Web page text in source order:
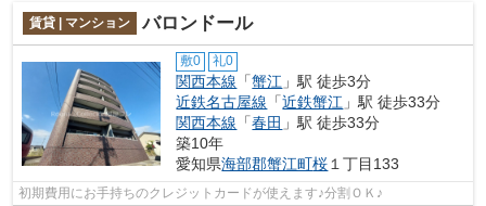
賃貸 | マンション バロンドール
敷0 礼0
関西本線 「蟹江 」駅 徒歩3分
近鉄名古屋線 「近鉄蟹江 」駅 徒歩33分
関西本線 「春田 」駅 徒歩33分
築10年
愛知県海部郡蟹江町桜１丁目133
初期費用にお手持ちのクレジットカードが使えます♪分割ＯＫ♪